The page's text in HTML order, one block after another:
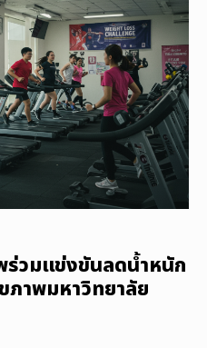
วมแข่งขันลดน้ำหนัก
าพมหาวิทยาลัย